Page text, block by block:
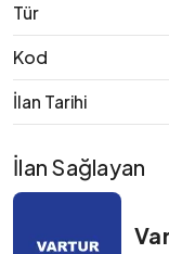
Tür
Kod
İlan Tarihi
İlan Sağlayan